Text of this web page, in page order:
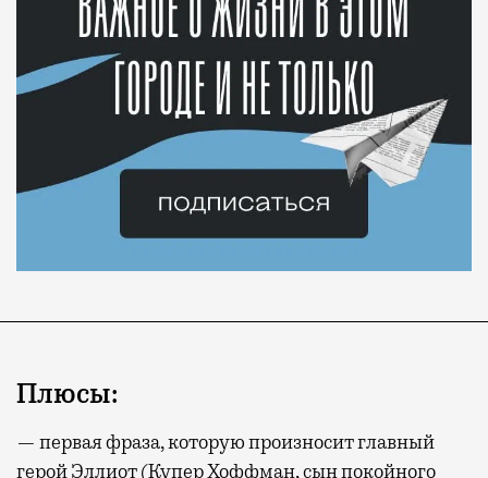
Плюсы:
— первая фраза, которую произносит главный
герой Эллиот (Купер Хоффман, сын покойного